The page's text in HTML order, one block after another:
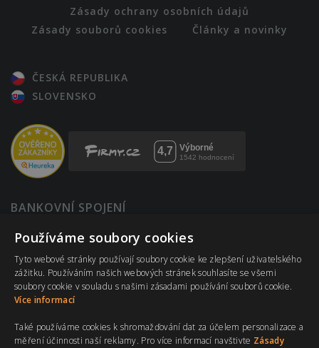
Zásady ochrany osobních údajů
Zásady souborů cookies
Články a novinky
ČESKÁ REPUBLIKA
SLOVENSKO
BANKOVNÍ SPOJENÍ
Komerční banka
IBAN: CZ4001000001230012820217
BIC: KOMBCZPPXXX
* Všechny ceny jsou uvedeny včetně DPH.
Používáme soubory cookies
Tyto webové stránky používají soubory cookie ke zlepšení uživatelského
zážitku. Používáním našich webových stránek souhlasíte se všemi
soubory cookie v souladu s našimi zásadami používání souborů cookie.
Více informací
Také používáme cookies k shromažďování dat za účelem personalizace a
měření účinnosti naší reklamy. Pro více informací navštivte Zásady